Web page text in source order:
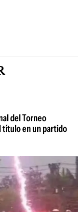
del Torneo
título en un partido